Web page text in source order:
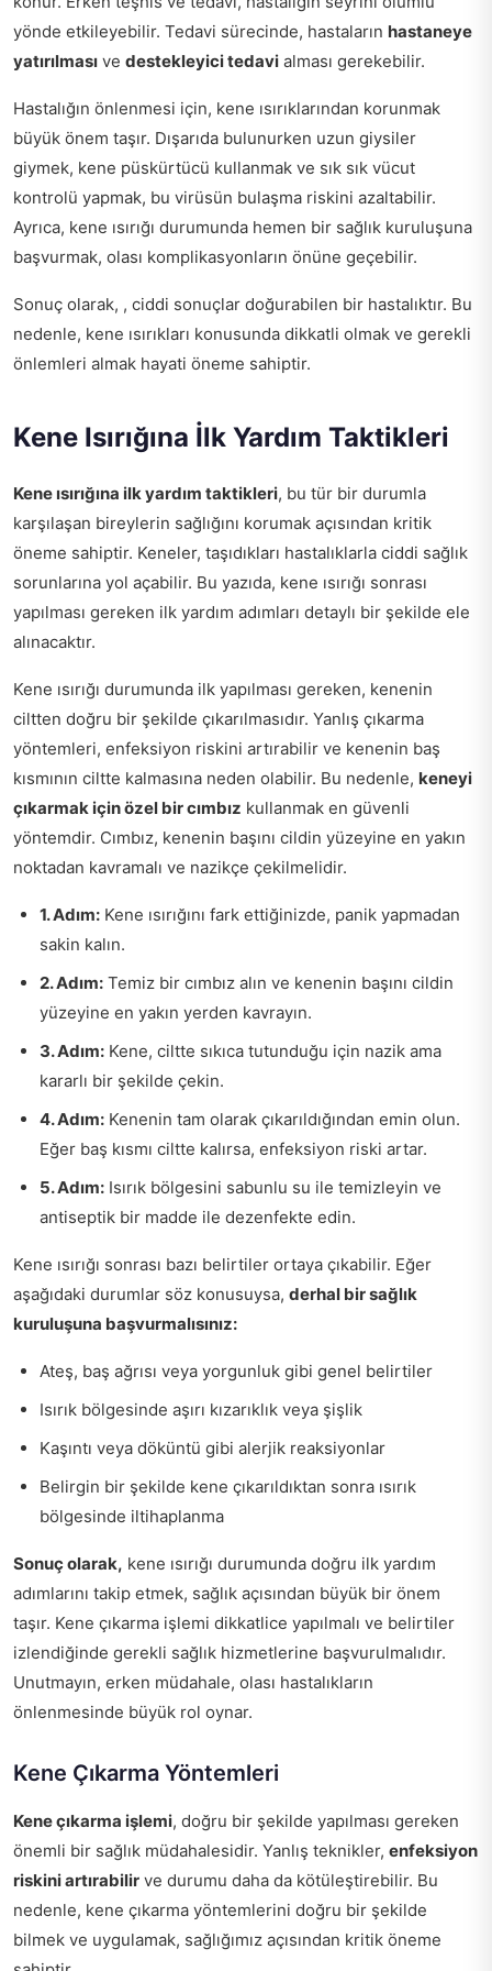
yönde etkileyebilir. Tedavi sürecinde, hastaların hastaneye
yatırılması ve destekleyici tedavi alması gerekebilir.
Hastalığın önlenmesi için, kene ısırıklarından korunmak
büyük önem taşır. Dışarıda bulunurken uzun giysiler
giymek, kene püskürtücü kullanmak ve sık sık vücut
kontrolü yapmak, bu virüsün bulaşma riskini azaltabilir.
Ayrıca, kene ısırığı durumunda hemen bir sağlık kuruluşuna
başvurmak, olası komplikasyonların önüne geçebilir.
Sonuç olarak, , ciddi sonuçlar doğurabilen bir hastalıktır. Bu
nedenle, kene ısırıkları konusunda dikkatli olmak ve gerekli
önlemleri almak hayati öneme sahiptir.
Kene Isırığına İlk Yardım Taktikleri
Kene ısırığına ilk yardım taktikleri, bu tür bir durumla
karşılaşan bireylerin sağlığını korumak açısından kritik
öneme sahiptir. Keneler, taşıdıkları hastalıklarla ciddi sağlık
sorunlarına yol açabilir. Bu yazıda, kene ısırığı sonrası
yapılması gereken ilk yardım adımları detaylı bir şekilde ele
alınacaktır.
Kene ısırığı durumunda ilk yapılması gereken, kenenin
ciltten doğru bir şekilde çıkarılmasıdır. Yanlış çıkarma
yöntemleri, enfeksiyon riskini artırabilir ve kenenin baş
kısmının ciltte kalmasına neden olabilir. Bu nedenle, keneyi
çıkarmak için özel bir cımbız kullanmak en güvenli
yöntemdir. Cımbız, kenenin başını cildin yüzeyine en yakın
noktadan kavramalı ve nazikçe çekilmelidir.
1. Adım: Kene ısırığını fark ettiğinizde, panik yapmadan
sakin kalın.
2. Adım: Temiz bir cımbız alın ve kenenin başını cildin
yüzeyine en yakın yerden kavrayın.
3. Adım: Kene, ciltte sıkıca tutunduğu için nazik ama
kararlı bir şekilde çekin.
4. Adım: Kenenin tam olarak çıkarıldığından emin olun.
Eğer baş kısmı ciltte kalırsa, enfeksiyon riski artar.
5. Adım: Isırık bölgesini sabunlu su ile temizleyin ve
antiseptik bir madde ile dezenfekte edin.
Kene ısırığı sonrası bazı belirtiler ortaya çıkabilir. Eğer
aşağıdaki durumlar söz konusuysa, derhal bir sağlık
kuruluşuna başvurmalısınız:
Ateş, baş ağrısı veya yorgunluk gibi genel belirtiler
Isırık bölgesinde aşırı kızarıklık veya şişlik
Kaşıntı veya döküntü gibi alerjik reaksiyonlar
Belirgin bir şekilde kene çıkarıldıktan sonra ısırık
bölgesinde iltihaplanma
Sonuç olarak, kene ısırığı durumunda doğru ilk yardım
adımlarını takip etmek, sağlık açısından büyük bir önem
taşır. Kene çıkarma işlemi dikkatlice yapılmalı ve belirtiler
izlendiğinde gerekli sağlık hizmetlerine başvurulmalıdır.
Unutmayın, erken müdahale, olası hastalıkların
önlenmesinde büyük rol oynar.
Kene Çıkarma Yöntemleri
Kene çıkarma işlemi, doğru bir şekilde yapılması gereken
önemli bir sağlık müdahalesidir. Yanlış teknikler, enfeksiyon
riskini artırabilir ve durumu daha da kötüleştirebilir. Bu
nedenle, kene çıkarma yöntemlerini doğru bir şekilde
bilmek ve uygulamak, sağlığımız açısından kritik öneme